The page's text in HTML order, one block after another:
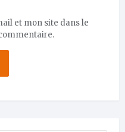
et mon site dans le